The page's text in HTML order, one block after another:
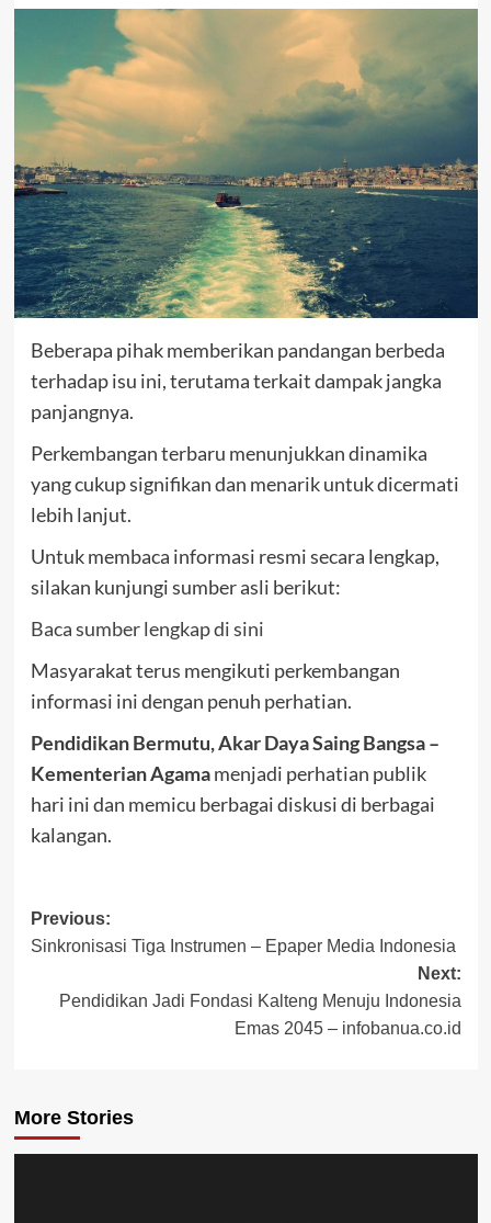
Beberapa pihak memberikan pandangan berbeda
terhadap isu ini, terutama terkait dampak jangka
panjangnya.
Perkembangan terbaru menunjukkan dinamika
yang cukup signifikan dan menarik untuk dicermati
lebih lanjut.
Untuk membaca informasi resmi secara lengkap,
silakan kunjungi sumber asli berikut:
Baca sumber lengkap di sini
Masyarakat terus mengikuti perkembangan
informasi ini dengan penuh perhatian.
Pendidikan Bermutu, Akar Daya Saing Bangsa –
Kementerian Agamamenjadi perhatian publik
hari ini dan memicu berbagai diskusi di berbagai
kalangan.
Post
navigation
Previous:
Sinkronisasi Tiga Instrumen – Epaper Media Indonesia
Next:
Pendidikan Jadi Fondasi Kalteng Menuju Indonesia
Emas 2045 – infobanua.co.id
More Stories